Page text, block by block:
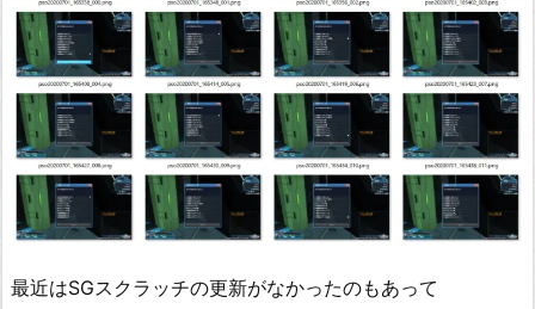
最近はSGスクラッチの更新がなかったのもあって